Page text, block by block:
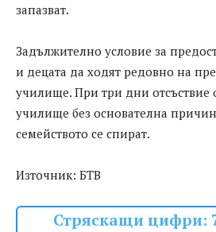
запазват.
Задължително условие за
и децата да ходят редовно на
училище. При три дни отсъствие
училище без основателна
семейството се спират.
Източник: БТВ
Стряскащи цифри: